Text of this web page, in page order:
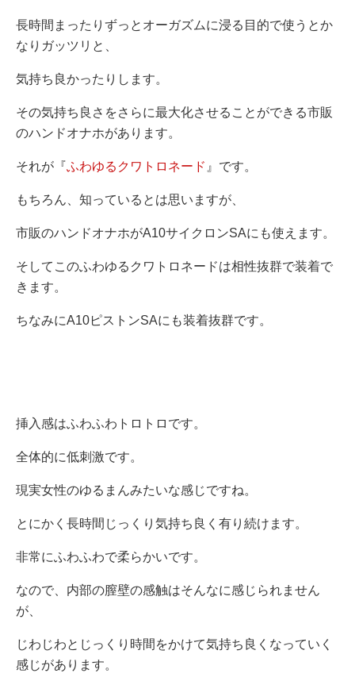
長時間まったりずっとオーガズムに浸る目的で使うとか
なりガッツリと、
気持ち良かったりします。
その気持ち良さをさらに最大化させることができる市販
のハンドオナホがあります。
それが『ふわゆるクワトロネード 』です。
もちろん、知っているとは思いますが、
市販のハンドオナホがA10サイクロンSAにも使えます。
そしてこのふわゆるクワトロネードは相性抜群で装着で
きます。
ちなみにA10ピストンSAにも装着抜群です。
挿入感はふわふわトロトロです。
全体的に低刺激です。
現実女性のゆるまんみたいな感じですね。
とにかく長時間じっくり気持ち良く有り続けます。
非常にふわふわで柔らかいです。
なので、内部の膣壁の感触はそんなに感じられません
が、
じわじわとじっくり時間をかけて気持ち良くなっていく
感じがあります。